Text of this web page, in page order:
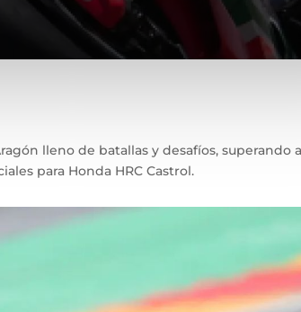
lleno de batallas y desafíos, superando
para Honda HRC Castrol.